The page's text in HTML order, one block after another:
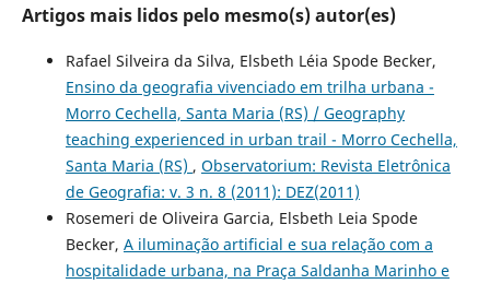
Artigos mais lidos pelo mesmo(s) autor(es)
Rafael Silveira da Silva, Elsbeth Léia Spode Becker,
Ensino da geografia vivenciado em trilha urbana -
Morro Cechella, Santa Maria (RS) / Geography
teaching experienced in urban trail - Morro Cechella,
Santa Maria (RS) , Observatorium: Revista Eletrônica
de Geografia: v. 3 n. 8 (2011): DEZ(2011)
Rosemeri de Oliveira Garcia, Elsbeth Leia Spode
Becker, A iluminação artificial e sua relação com a
hospitalidade urbana, na Praça Saldanha Marinho e